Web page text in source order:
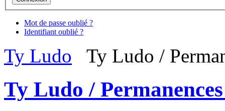
Mot de passe oublié ?
Identifiant oublié ?
Ty Ludo Ty Ludo /
Ty Ludo /